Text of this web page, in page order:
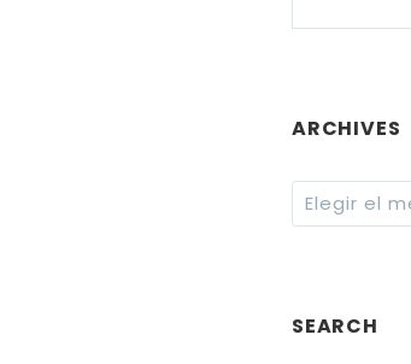
ARCHIVES
Archives
Elegir el
SEARCH